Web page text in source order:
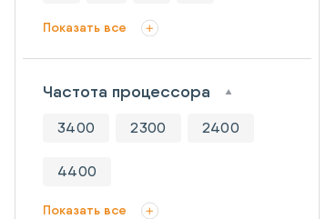
Показать все
Частота процессора
3400 2300 2400
4400
Показать все